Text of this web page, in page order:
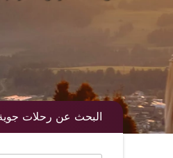
البحث عن رحلات